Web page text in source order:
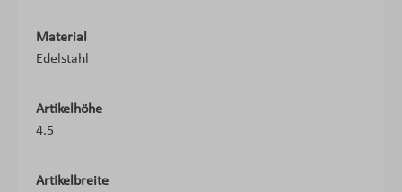
Material
Edelstahl
Artikelhöhe
4.5
Artikelbreite